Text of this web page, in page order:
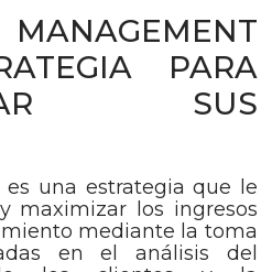
PARA
SUS
es una estrategia que le
maximizar los ingresos
mediante la toma
en el análisis del